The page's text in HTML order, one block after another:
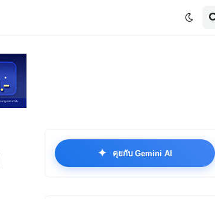
✦ คุยกับ Gemini AI